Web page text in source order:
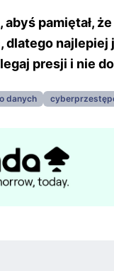
abyś pamiętał,
dlatego najlepiej
presji i nie
danych